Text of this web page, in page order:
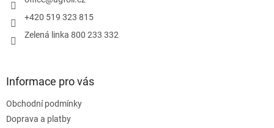
+420 519 323 815
Zelená linka 800 233 332
Informace pro vás
Obchodní podmínky
Doprava a platby